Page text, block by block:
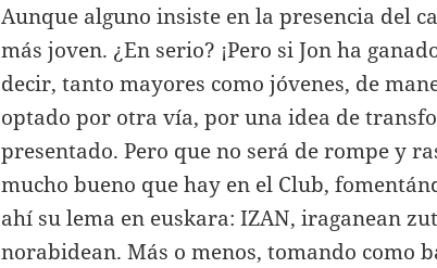
Aunque alguno insiste en la presencia del
más joven. ¿En serio? ¡Pero si Jon ha
decir, tanto mayores como jóvenes, de
optado por otra vía, por una idea de
presentado. Pero que no será de rompe y
mucho bueno que hay en el Club,
ahí su lema en euskara: IZAN, iraganean
norabidean. Más o menos, tomando como